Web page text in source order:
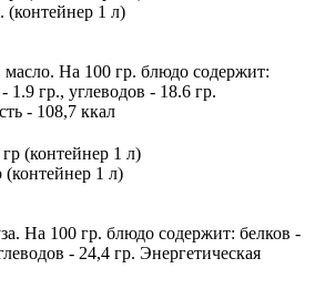
(контейнер 1 л)
масло. На 100 гр. блюдо содержит:
1.9 гр., углеводов - 18.6 гр.
- 108,7 ккал
(контейнер 1 л)
На 100 гр. блюдо содержит: белков -
- 24,4 гр. Энергетическая